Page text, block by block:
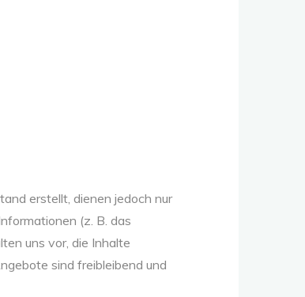
erstellt, dienen jedoch nur
(z. B. das
uns vor, die Inhalte
sind freibleibend und